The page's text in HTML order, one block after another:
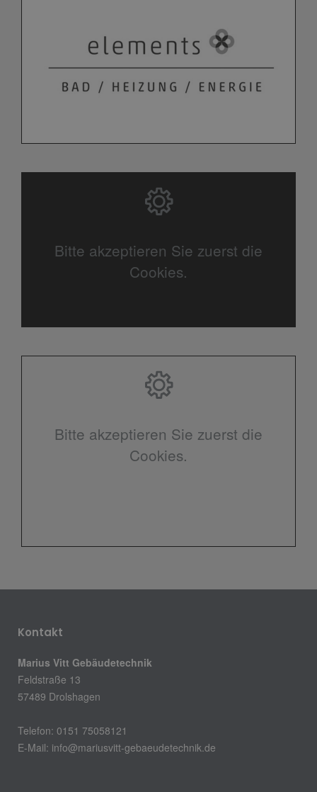
Bitte akzeptieren Sie zuerst die
Cookies.
Bitte akzeptieren Sie zuerst die
Cookies.
Kontakt
Marius Vitt Gebäudetechnik
Feldstraße 13
57489 Drolshagen
Telefon: 0151 75058121
E-Mail: info@mariusvitt-gebaeudetechnik.de